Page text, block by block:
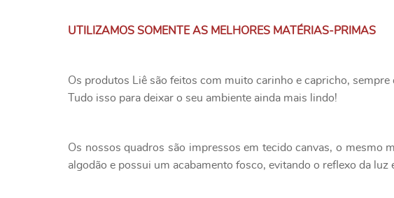
UTILIZAMOS SOMENTE AS MELHORES MATÉRIAS-PRIMAS
Os produtos Liê são feitos com muito carinho e capricho,
Tudo isso para deixar o seu ambiente ainda mais lindo!
Os nossos quadros são impressos em tecido canvas, o mesmo
algodão e possui um acabamento fosco, evitando o reflexo da